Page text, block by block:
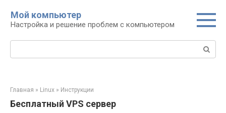
контенту
Мой компьютер
Настройка и решение проблем с компьютером
Поиск:
Главная » Linux » Инструкции
Бесплатный VPS сервер